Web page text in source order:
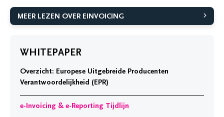
WHITEPAPER
Overzicht: Europese Uitgebreide Producenten
Verantwoordelijkheid (EPR)
e-Invoicing & e-Reporting Tijdlijn
MEER LEZEN OVER EINVOICING